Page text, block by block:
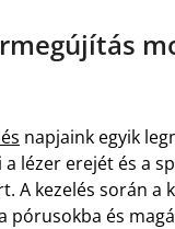
napjaink egyik
lézer erejét és a
A kezelés során a
és